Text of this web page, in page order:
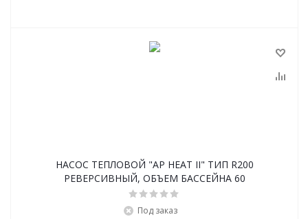
НАСОС ТЕПЛОВОЙ "AP HEAT II" ТИП R200
РЕВЕРСИВНЫЙ, ОБЪЕМ БАССЕЙНА 60
Под заказ